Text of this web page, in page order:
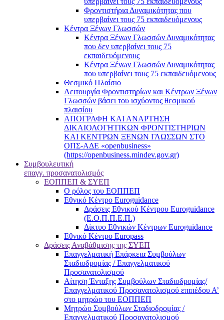
Φροντιστήρια Δυναμικότητας που
υπερβαίνει τους 75 εκπαιδευόμενους
Κέντρα Ξένων Γλωσσών
Kέντρα Ξένων Γλωσσών Δυναμικότητας
που δεν υπερβαίνει τους 75
εκπαιδευόμενους
Kέντρα Ξένων Γλωσσών Δυναμικότητας
που υπερβαίνει τους 75 εκπαιδευόμενους
Θεσμικό Πλαίσιο
Λειτουργία Φροντιστηρίων και Κέντρων Ξένων
Γλωσσών βάσει του ισχύοντος θεσμικού
πλαισίου
ΑΠΟΓΡΑΦΗ ΚΑΙ ΑΝΑΡΤΗΣΗ
ΔΙΚΑΙΟΛΟΓΗΤΙΚΩΝ ΦΡΟΝΤΙΣΤΗΡΙΩΝ
ΚΑΙ ΚΕΝΤΡΩΝ ΞΕΝΩΝ ΓΛΩΣΣΩΝ ΣΤΟ
ΟΠΣ-ΑΔΕ «openbusiness»
(https://openbusiness.mindev.gov.gr)
Συμβουλευτική
επαγγ. προσανατολισμός
ΕΟΠΠΕΠ & ΣΥΕΠ
Ο ρόλος του ΕΟΠΠΕΠ
Εθνικό Κέντρο Euroguidance
Δράσεις Εθνικού Κέντρου Euroguidance
(Ε.Ο.Π.Π.Ε.Π.)
Δίκτυο Εθνικών Κέντρων Euroguidance
Εθνικό Κέντρο Europass
Δράσεις Αναβάθμισης της ΣΥΕΠ
Επαγγελματική Επάρκεια Συμβούλων
Σταδιοδρομίας / Επαγγελματικού
Προσανατολισμού
Αίτηση Ένταξης Συμβούλων Σταδιοδρομίας/
Επαγγελματικού Προσανατολισμού επιπέδου Α’
στο μητρώο του ΕΟΠΠΕΠ
Μητρώο Συμβούλων Σταδιοδρομίας /
Επαγγελματικού Προσανατολισμού